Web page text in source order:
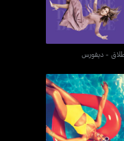
- ديفورس
غير واثق - إنسكيور